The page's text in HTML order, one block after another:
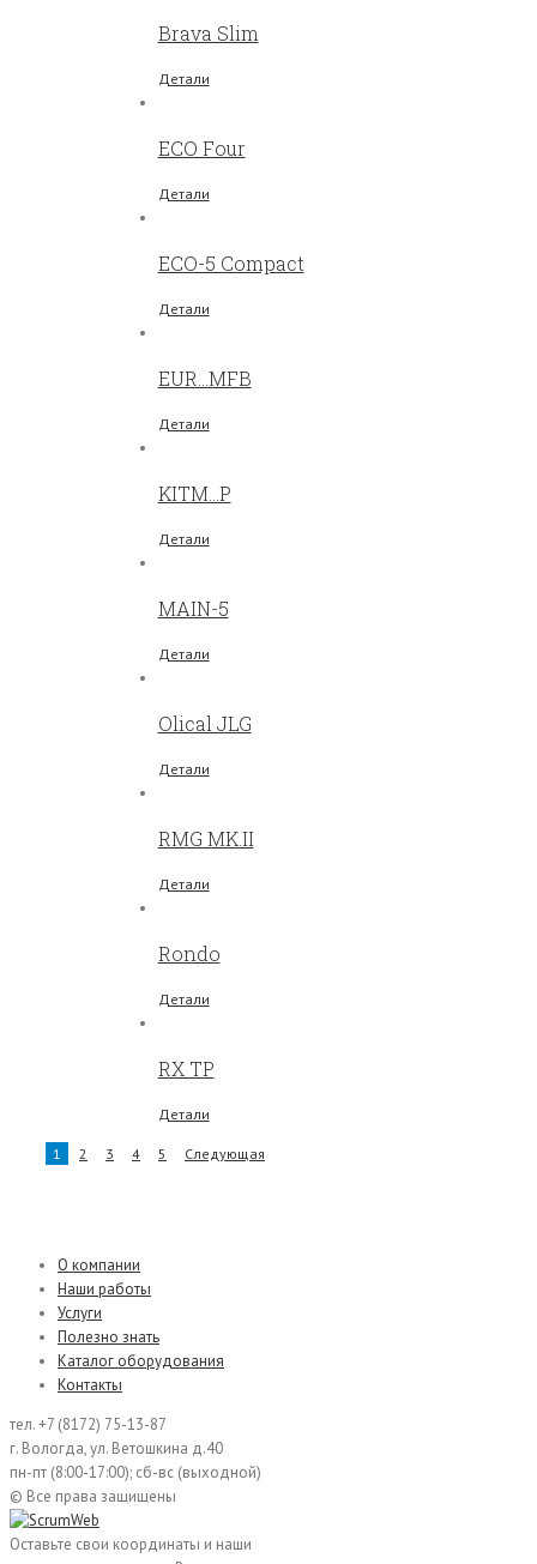
Brava Slim
Детали
ECO Four
Детали
ECO-5 Compact
Детали
EUR…MFB
Детали
KITM…P
Детали
MAIN-5
Детали
Olical JLG
Детали
RMG MK.II
Детали
Rondo
Детали
RX TP
Детали
1 2 3 4 5 Следующая
О компании
Наши работы
Услуги
Полезно знать
Каталог оборудования
Контакты
тел. +7 (8172) 75-13-87
г. Вологда,ул. Ветошкина д.40
пн-пт (8:00-17:00); сб-вс (выходной)
© Все права защищены
Оставьте свои координаты и наши